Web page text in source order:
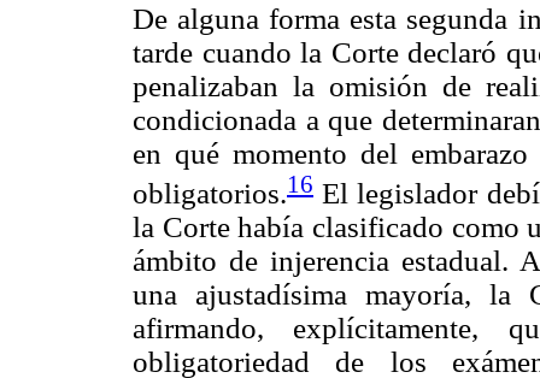
De alguna forma esta segunda
tarde cuando la Corte declaró
penalizaban la omisión de
condicionada a que
en qué momento del
obligatorios.16 El legislador
la Corte había clasificado como
ámbito de injerencia estadual.
una ajustadísima mayoría, la
afirmando, explícitamente,
obligatoriedad de los